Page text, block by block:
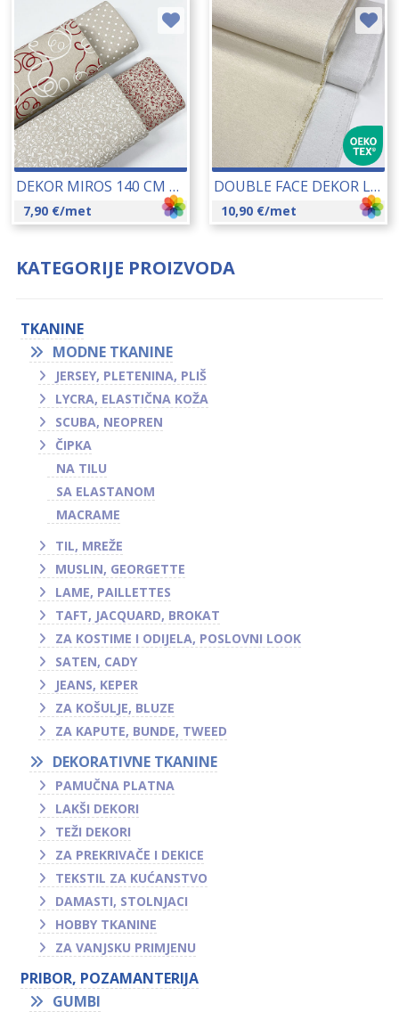
DEKOR MIROS 140 CM 13279
7,90 €/met
DOUBLE FACE DEKOR LILU LISO SA METALIZIRANIM NITIMA 140 CM 23228
10,90 €/met
KATEGORIJE PROIZVODA
TKANINE
MODNE TKANINE
JERSEY, PLETENINA, PLIŠ
LYCRA, ELASTIČNA KOŽA
SCUBA, NEOPREN
ČIPKA
NA TILU
SA ELASTANOM
MACRAME
TIL, MREŽE
MUSLIN, GEORGETTE
LAME, PAILLETTES
TAFT, JACQUARD, BROKAT
ZA KOSTIME I ODIJELA, POSLOVNI LOOK
SATEN, CADY
JEANS, KEPER
ZA KOŠULJE, BLUZE
ZA KAPUTE, BUNDE, TWEED
DEKORATIVNE TKANINE
PAMUČNA PLATNA
LAKŠI DEKORI
TEŽI DEKORI
ZA PREKRIVAČE I DEKICE
TEKSTIL ZA KUĆANSTVO
DAMASTI, STOLNJACI
HOBBY TKANINE
ZA VANJSKU PRIMJENU
PRIBOR, POZAMANTERIJA
GUMBI